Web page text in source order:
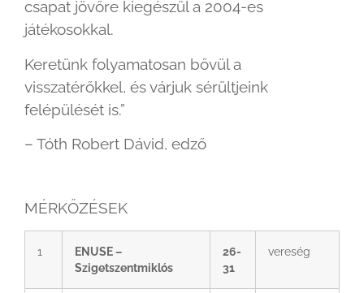
csapat jövőre kiegészül a 2004-es
játékosokkal.
Keretünk folyamatosan bővül a
visszatérőkkel, és várjuk sérültjeink
felépülését is.”
– Tóth Robert Dávid, edző
MÉRKŐZÉSEK
1
ENUSE –
Szigetszentmiklós
26-
31
vereség